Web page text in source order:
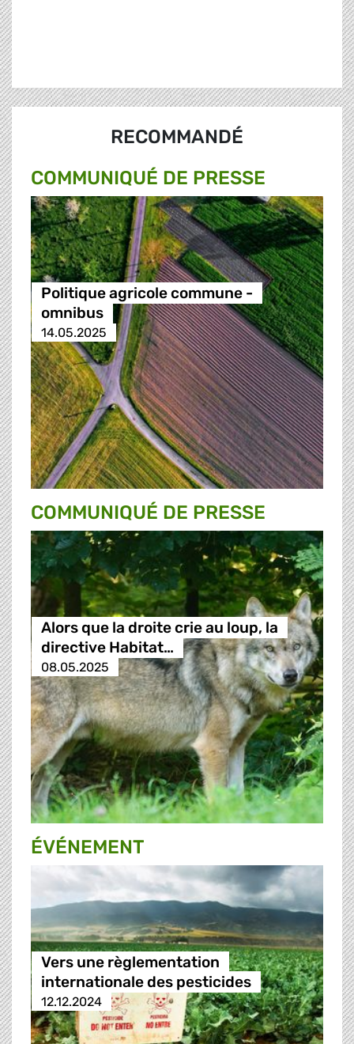
RECOMMANDÉ
COMMUNIQUÉ DE PRESSE
Politique agricole commune -
omnibus
14.05.2025
COMMUNIQUÉ DE PRESSE
Alors que la droite crie au loup, la
directive Habitat…
08.05.2025
ÉVÉNEMENT
Vers une règlementation
internationale des pesticides
12.12.2024